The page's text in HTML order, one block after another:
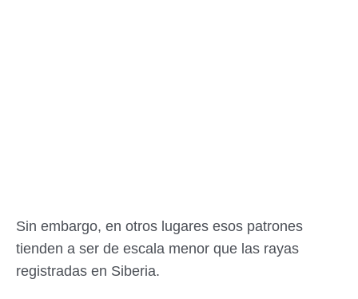
Sin embargo, en otros lugares esos patrones
tienden a ser de escala menor que las rayas
registradas en Siberia.